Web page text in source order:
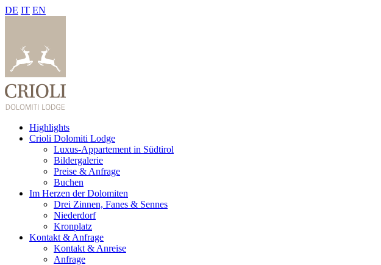
DE IT EN
Highlights
Crioli Dolomiti Lodge
Luxus-Appartement in Südtirol
Bildergalerie
Preise & Anfrage
Buchen
Im Herzen der Dolomiten
Drei Zinnen, Fanes & Sennes
Niederdorf
Kronplatz
Kontakt & Anfrage
Kontakt & Anreise
Anfrage